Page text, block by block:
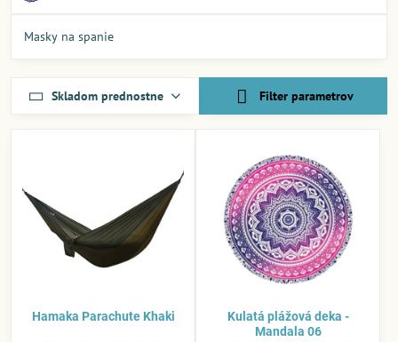
Masky na spanie
Skladom prednostne Filter parametrov
Hamaka Parachute Khaki
Kulatá plážová deka -
Mandala 06